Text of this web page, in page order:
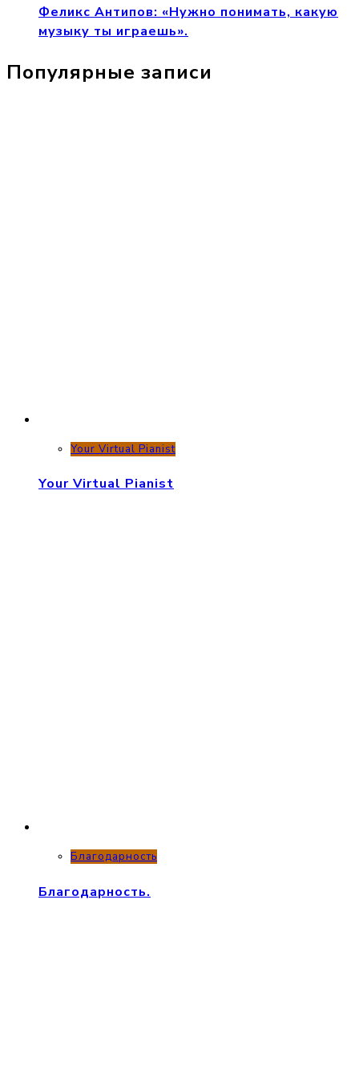
Феликс Антипов: «Нужно понимать, какую
музыку ты играешь».
Популярные записи
Your Virtual Pianist
Your Virtual Pianist
Благодарность
Благодарность.